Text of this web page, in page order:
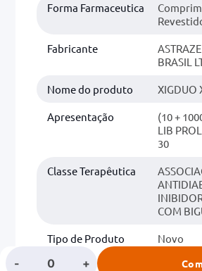
Forma Farmaceutica
Fabricante
BRASIL
Nome do produto XIGDUO
Apresentação
(10 +
LIB
30
Classe Terapêutica
COM
Tipo de Produto Novo
Classe
- +